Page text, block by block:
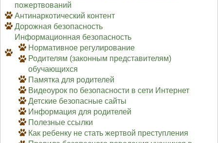
пожертвований
Антинаркотический контент
Дорожная безопасность
Информационная безопасность
Нормативное регулирование
Родителям (законным представителям)
обучающихся
Памятка для родителей
Видеоурок по безопасности в сети Интернет
Детские безопасные сайты
Информация для родителей
Полезные ссылки
Как ребенку не стать жертвой преступления